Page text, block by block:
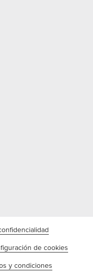
de cookies
y condiciones